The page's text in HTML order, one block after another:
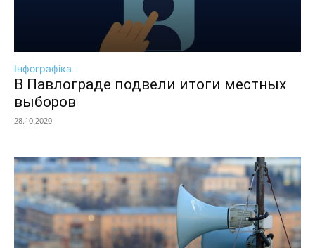
Інфографіка
В Павлограде подвели итоги местных
выборов
28.10.2020